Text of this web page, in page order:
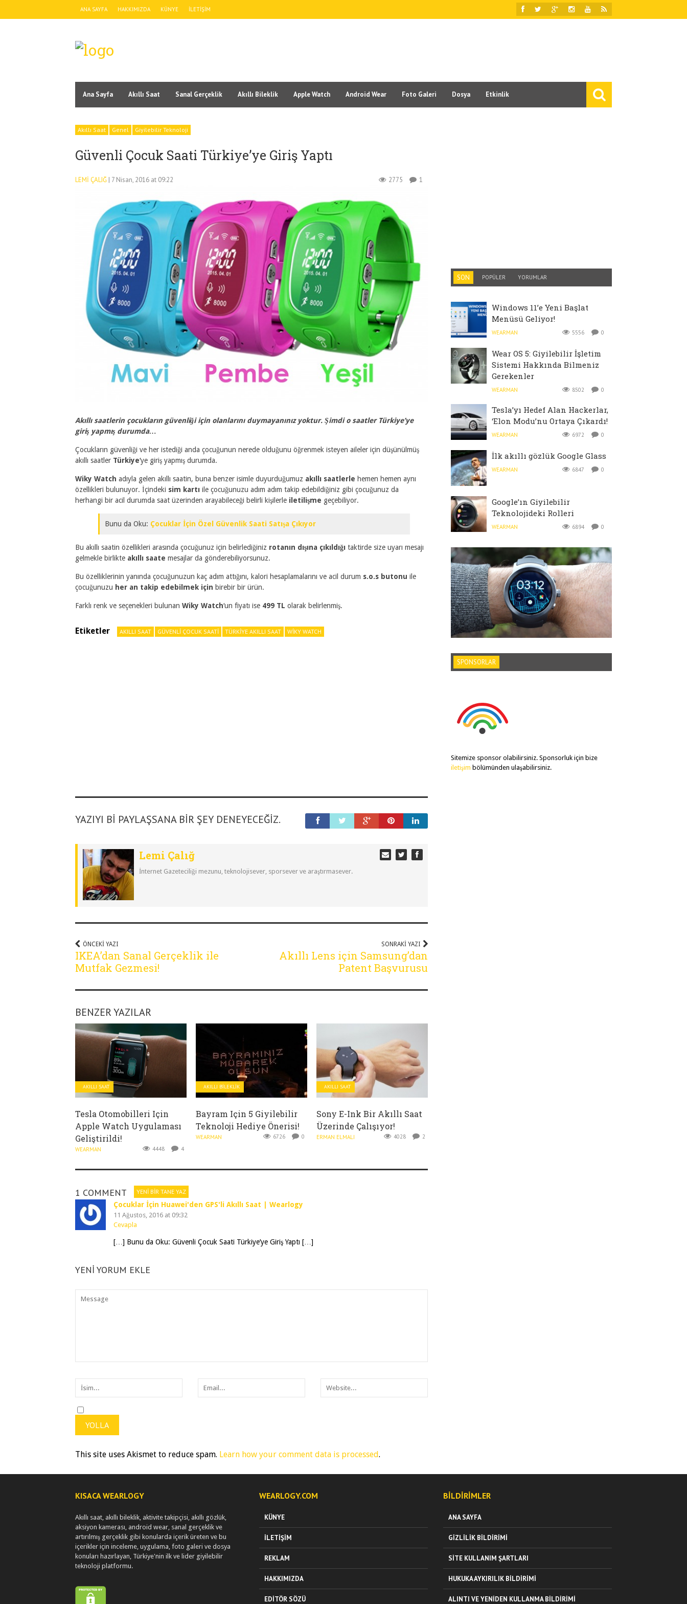
ANA SAYFA HAKKIMIZDA KÜNYE İLETIŞIM
Ana Sayfa Akıllı Saat Sanal Gerçeklik Akıllı Bileklik Apple Watch Android Wear Foto Galeri Dosya Etkinlik
Akıllı Saat Genel Giyilebilir Teknoloji
Güvenli Çocuk Saati Türkiye’ye Giriş Yaptı
LEMI ÇALIĞ | 7 Nisan, 2016 at 09:22 2775 1
Akıllı saatlerin çocukların güvenliği için olanlarını duymayanınız yoktur. Şimdi o saatler Türkiye’ye
giriş yapmış durumda…
Çocukların güvenliği ve her istediği anda çocuğunun nerede olduğunu öğrenmek isteyen aileler için düşünülmüş
akıllı saatler Türkiye‘ye giriş yapmış durumda.
Wiky Watch adıyla gelen akıllı saatin, buna benzer isimle duyurduğumuz akıllı saatlerle hemen hemen aynı
özellikleri bulunuyor. İçindeki sim kartı ile çocuğunuzu adım adım takip edebildiğiniz gibi çocuğunuz da
herhangi bir acil durumda saat üzerinden arayabileceği belirli kişilerle iletilişme geçebiliyor.
Bunu da Oku: Çocuklar İçin Özel Güvenlik Saati Satışa Çıkıyor
Bu akıllı saatin özellikleri arasında çocuğunuz için belirlediğiniz rotanın dışına çıkıldığı taktirde size uyarı mesajı
gelmekle birlikte akıllı saate mesajlar da gönderebiliyorsunuz.
Bu özelliklerinin yanında çocuğunuzun kaç adım attığını, kalori hesaplamalarını ve acil durum s.o.s butonu ile
çocuğunuzu her an takip edebilmek için birebir bir ürün.
Farklı renk ve seçenekleri bulunan Wiky Watch‘un fiyatı ise 499 TL olarak belirlenmiş.
Etiketler AKILLI SAAT GÜVENLI ÇOCUK SAATI TÜRKIYE AKILLI SAAT WIKY WATCH
YAZIYI BI PAYLAŞSANA BIR ŞEY DENEYECEĞIZ.
Lemi Çalığ
İnternet Gazeteciliği mezunu, teknolojisever, sporsever ve araştırmasever.
ÖNCEKI YAZI
IKEA’dan Sanal Gerçeklik ile
Mutfak Gezmesi!
SONRAKI YAZI
Akıllı Lens için Samsung’dan
Patent Başvurusu
BENZER YAZILAR
AKILLI SAAT
Tesla Otomobilleri Için
Apple Watch Uygulaması
Geliştirildi!
WEARMAN 4448 4
AKILLI BILEKLIK
Bayram Için 5 Giyilebilir
Teknoloji Hediye Önerisi!
WEARMAN 6726 0
AKILLI SAAT
Sony E-Ink Bir Akıllı Saat
Üzerinde Çalışıyor!
ERMAN ELMALI 4028 2
1 COMMENT YENI BIR TANE YAZ
Çocuklar İçin Huawei'den GPS'li Akıllı Saat | Wearlogy
11 Ağustos, 2016 at 09:32
Cevapla
[…] Bunu da Oku: Güvenli Çocuk Saati Türkiye’ye Giriş Yaptı […]
YENI YORUM EKLE
This site uses Akismet to reduce spam. Learn how your comment data is processed.
SON POPÜLER YORUMLAR
Windows 11’e Yeni Başlat
Menüsü Geliyor!
WEARMAN 5556 0
Wear OS 5: Giyilebilir İşletim
Sistemi Hakkında Bilmeniz
Gerekenler
WEARMAN 8502 0
Tesla’yı Hedef Alan Hackerlar,
‘Elon Modu’nu Ortaya Çıkardı!
WEARMAN 6972 0
İlk akıllı gözlük Google Glass
WEARMAN 6847 0
Google’ın Giyilebilir
Teknolojideki Rolleri
WEARMAN 6894 0
SPONSORLAR
Sitemize sponsor olabilirsiniz. Sponsorluk için bize
iletişim bölümünden ulaşabilirsiniz.
KISACA WEARLOGY
Akıllı saat, akıllı bileklik, aktivite takipçisi, akıllı gözlük,
aksiyon kamerası, android wear, sanal gerçeklik ve
artırılmış gerçeklik gibi konularda içerik üreten ve bu
içerikler için inceleme, uygulama, foto galeri ve dosya
konuları hazırlayan, Türkiye'nin ilk ve lider giyilebilir
teknoloji platformu.
WEARLOGY.COM
KÜNYE
İLETIŞIM
REKLAM
HAKKIMIZDA
EDITÖR SÖZÜ
BILDIRIMLER
ANA SAYFA
GIZLILIK BILDIRIMI
SITE KULLANIM ŞARTLARI
HUKUKA AYKIRILIK BILDIRIMI
ALINTI VE YENIDEN KULLANMA BILDIRIMI